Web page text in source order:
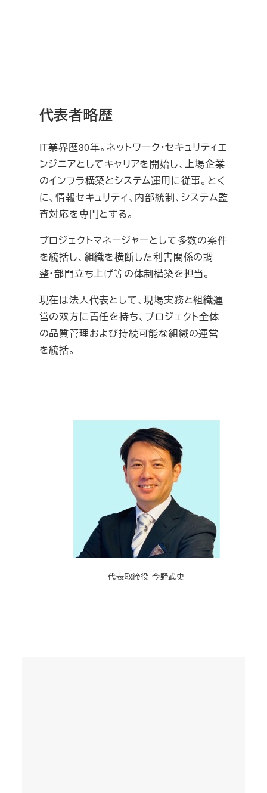
代表者略歴
IT業界歴30年。ネットワーク・セキュリティエ
ンジニアとしてキャリアを開始し、上場企業
のインフラ構築とシステム運用に従事。とく
に、情報セキュリティ、内部統制、システム監
査対応を専門とする。
プロジェクトマネージャーとして多数の案件
を統括し、組織を横断した利害関係の調
整・部門立ち上げ等の体制構築を担当。
現在は法人代表として、現場実務と組織運
営の双方に責任を持ち、プロジェクト全体
の品質管理および持続可能な組織の運営
を統括。
代表取締役 今野武史